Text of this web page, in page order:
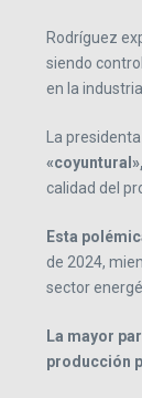
Rodríguez
siendo
en la
La
calidad del
Esta
de 2024,
sector
La mayor
producción